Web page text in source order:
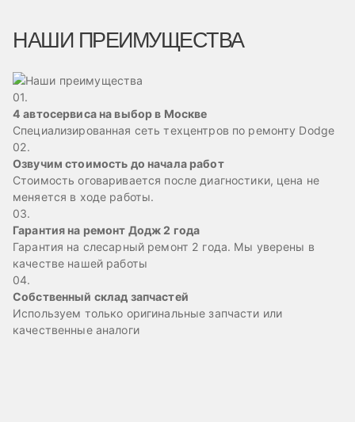
НАШИ ПРЕИМУЩЕСТВА
01.
4 автосервиса на выбор в Москве
Специализированная сеть техцентров по ремонту Dodge
02.
Озвучим стоимость до начала работ
Стоимость оговаривается после диагностики, цена не
меняется в ходе работы.
03.
Гарантия на ремонт Додж 2 года
Гарантия на слесарный ремонт 2 года. Мы уверены в
качестве нашей работы
04.
Собственный склад запчастей
Используем только оригинальные запчасти или
качественные аналоги